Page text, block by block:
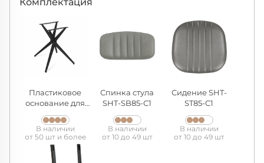
Комплектация
Пластиковое
основание для
стола SHT-TU30
В наличии
от 50 шт и более
Спинка стула
SHT-SB85-С1
В наличии
от 10 до 49 шт
Сидение SHT-
ST85-C1
В наличии
от 10 до 49 шт